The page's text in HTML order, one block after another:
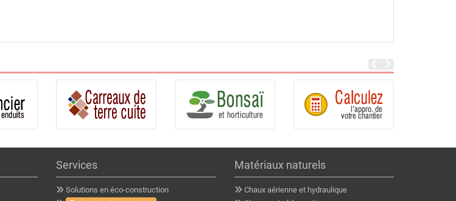
Services
Solutions en éco-construction
Matériaux naturels
Chaux aérienne et hydraulique